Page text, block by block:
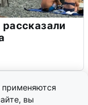
вы